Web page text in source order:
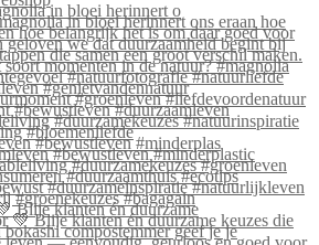
in bloei herinnert o
#bewustleven #minderplas
Blije klanten én duurzame